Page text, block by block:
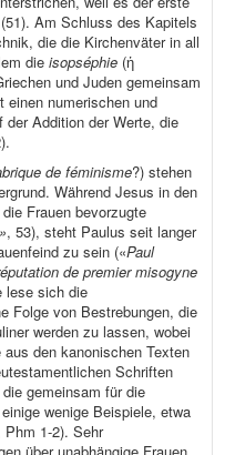
Am Schluss des Kapitels
die die Kirchenväter in all
die isopséphie (ἡ
und Juden gemeinsam
einen numerischen und
Addition der Werte, die
de féminisme?) stehen
Während Jesus in den
Frauen bevorzugte
, 53), steht Paulus seit langer
zu sein («Paul
de premier misogyne
lese sich die
Folge von Bestrebungen, die
werden zu lassen, wobei
den kanonischen Texten
Schriften
gemeinsam für die
wenige Beispiele, etwa
1-2). Sehr